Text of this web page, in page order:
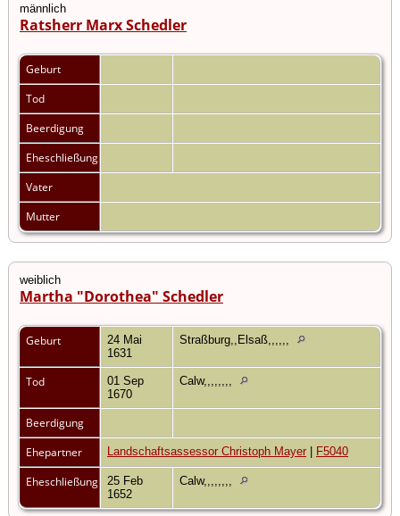
männlich
Ratsherr Marx Schedler
Geburt
Tod
Beerdigung
Eheschließung
Vater
Mutter
weiblich
Martha "Dorothea" Schedler
Geburt
24 Mai
1631
Straßburg,,Elsaß,,,,,,
Tod
01 Sep
1670
Calw,,,,,,,,
Beerdigung
Ehepartner
Landschaftsassessor Christoph Mayer F5040
Eheschließung
25 Feb
1652
Calw,,,,,,,,